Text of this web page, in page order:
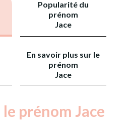
Popularité du
prénom
Jace
En savoir plus sur le
prénom
Jace
prénom Jace